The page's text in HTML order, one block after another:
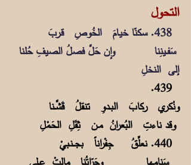
التحول
438. سكنّا خيـامَ الخُوصِ قـربَ
سَفــينِنا وإن حَلَّ فصلُ الصيفِ حُلنا
إلى النخلِ
439.
ونُكري ركابَ البــدوِ تنقلُ قَشَّــنا
وقد ناءتِ البُعرانُ مــن ثِقَلِ الحَـمْلِ
440. نعلِّقُ جِفْراناً بجـــنـبيْ